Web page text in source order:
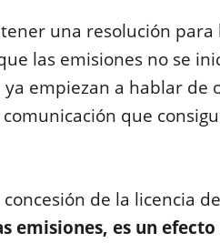
una resolución
las emisiones no se
empiezan a hablar de
que
de la licencia
emisiones, es un efecto